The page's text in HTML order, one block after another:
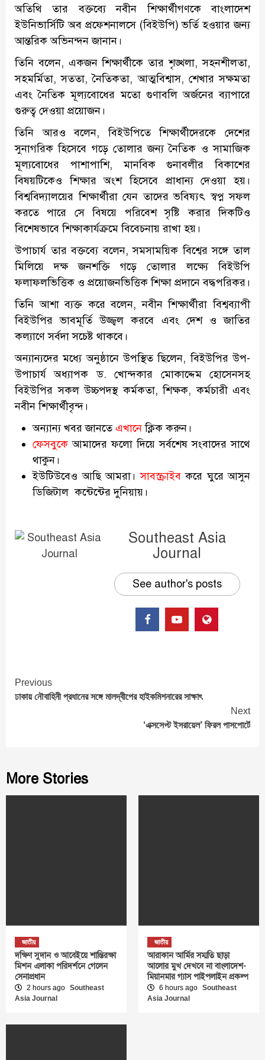
অতিথি তার বক্তব্যে নবীন শিক্ষার্থীগণকে বাংলাদেশ
ইউনিভার্সিটি অব প্রফেশনালসে (বিইউপি) ভর্তি হওয়ার জন্য
আন্তরিক অভিনন্দন জানান।
তিনি বলেন, একজন শিক্ষার্থীকে তার শৃঙ্খলা, সহনশীলতা,
সহমর্মিতা, সততা, নৈতিকতা, আত্মবিশ্বাস, শেখার সক্ষমতা
এবং নৈতিক মূল্যবোধের মতো গুণাবলি অর্জনের ব্যাপারে
গুরুত্ব দেওয়া প্রয়োজন।
তিনি আরও বলেন, বিইউপিতে শিক্ষার্থীদেরকে দেশের
সুনাগরিক হিসেবে গড়ে তোলার জন্য নৈতিক ও সামাজিক
মূল্যবোধের পাশাপাশি, মানবিক গুনাবলীর বিকাশের
বিষয়টিকেও শিক্ষার অংশ হিসেবে প্রাধান্য দেওয়া হয়।
বিশ্ববিদ্যালয়ের শিক্ষার্থীরা যেন তাদের ভবিষ্যৎ স্বপ্ন সফল
করতে পারে সে বিষয়ে পরিবেশ সৃষ্টি করার দিকটিও
বিশেষভাবে শিক্ষাকার্যক্রমে বিবেচনায় রাখা হয়।
উপাচার্য তার বক্তব্যে বলেন, সমসাময়িক বিশ্বের সঙ্গে তাল
মিলিয়ে দক্ষ জনশক্তি গড়ে তোলার লক্ষ্যে বিইউপি
ফলাফলভিত্তিক ও প্রয়োজনভিত্তিক শিক্ষা প্রদানে বদ্ধপরিকর।
তিনি আশা ব্যক্ত করে বলেন, নবীন শিক্ষার্থীরা বিশ্বব্যাপী
বিইউপির ভাবমূর্তি উজ্জ্বল করবে এবং দেশ ও জাতির
কল্যাণে সর্বদা সচেষ্ট থাকবে।
অন্যান্যদের মধ্যে অনুষ্ঠানে উপস্থিত ছিলেন, বিইউপির উপ-
উপাচার্য অধ্যাপক ড. খোন্দকার মোকাদ্দেম হোসেনসহ
বিইউপির সকল উচ্চপদস্থ কর্মকতা, শিক্ষক, কর্মচারী এবং
নবীন শিক্ষার্থীবৃন্দ।
অন্যান্য খবর জানতে এখানে ক্লিক করুন।
ফেসবুকে আমাদের ফলো দিয়ে সর্বশেষ সংবাদের সাথে
থাকুন।
ইউটিউবেও আছি আমরা। সাবস্ক্রাইব করে ঘুরে আসুন
ডিজিটাল কন্টেন্টের দুনিয়ায়।
Southeast Asia
Journal
See author's posts
Continue
Reading
Previous
ঢাকায় নৌবাহিনী প্রধানের সঙ্গে মালদ্বীপের হাইকমিশনারের সাক্ষাৎ
Next
‘এক্সসেপ্ট ইসরায়েল’ ফিরল পাসপোর্টে
More Stories
জাতীয়
দক্ষিণ সুদান ও আবেইয়ে শান্তিরক্ষা
মিশন এলাকা পরিদর্শনে গেলেন
সেনাপ্রধান
2 hours ago Southeast
Asia Journal
জাতীয়
আরাকান আর্মির সম্মতি ছাড়া
আলোর মুখ দেখবে না বাংলাদেশ-
মিয়ানমার গ্যাস পাইপলাইন প্রকল্প
6 hours ago Southeast
Asia Journal